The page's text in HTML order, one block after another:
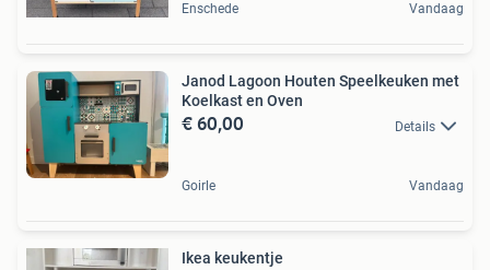
Enschede Vandaag
Janod Lagoon Houten Speelkeuken met
Koelkast en Oven
€ 60,00 Details
Goirle Vandaag
Ikea keukentje